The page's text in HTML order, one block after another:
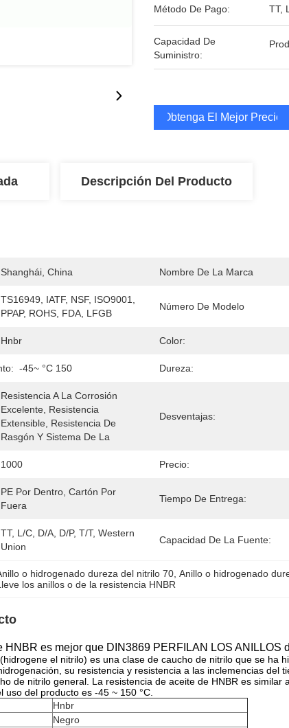
Método De Pago: TT,
Capacidad De
Suministro:
Obtenga El Mejor Precio
Descripción Del Producto
Shanghái, China Nombre De La Marca
TS16949, IATF, NSF, ISO9001,
PPAP, ROHS, FDA, LFGB
Número De Modelo
Hnbr Color:
-45~ °C 150 Dureza:
Resistencia A La Corrosión
Excelente, Resistencia
Extensible, Resistencia De
Rasgón Y Sistema De La
Desventajas:
1000 Precio:
PE Por Dentro, Cartón Por
Fuera
Tiempo De Entrega:
TT, L/C, D/A, D/P, T/T, Western
Union
Capacidad De La Fuente:
o hidrogenado dureza del nitrilo 70 , Anillo o hidrogenado
los anillos o de la resistencia HNBR
HNBR es mejor que DIN3869 PERFILAN LOS ANILLOS
el nitrilo) es una clase de caucho de nitrilo que se ha
su resistencia y resistencia a las inclemencias del
de nitrilo general. La resistencia de aceite de HNBR es similar
del producto es -45 ~ 150 °C.
Hnbr
Negro